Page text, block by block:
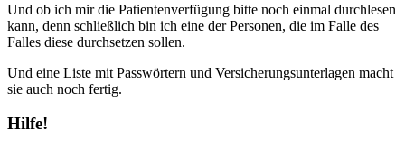
Und ob ich mir die Patientenverfügung bitte noch einmal durchlesen
kann, denn schließlich bin ich eine der Personen, die im Falle des
Falles diese durchsetzen sollen.
Und eine Liste mit Passwörtern und Versicherungsunterlagen macht
sie auch noch fertig.
Hilfe!